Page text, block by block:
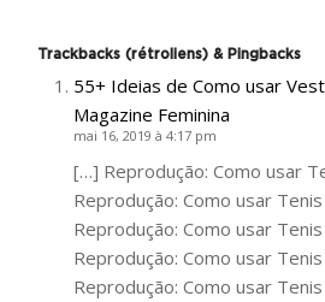
Trackbacks (rétroliens) & Pingbacks
55+ Ideias de Como usar
Magazine Feminina
mai 16, 2019 à 4:17 pm
[…] Reprodução: Como usar
Reprodução: Como usar
Reprodução: Como usar
Reprodução: Como usar
Reprodução: Como usar